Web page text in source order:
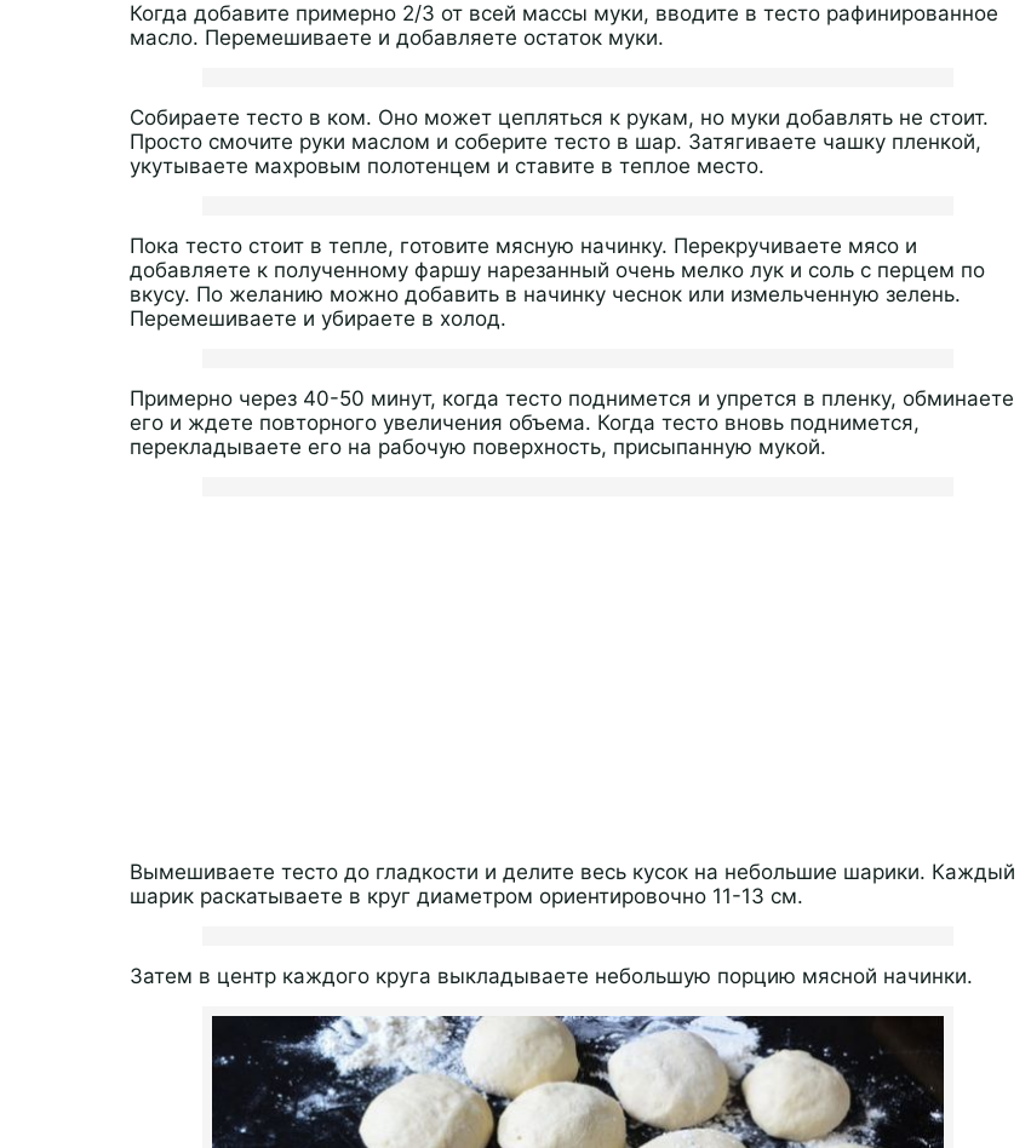
Когда добавите примерно 2/3 от всей массы муки, вводите в тесто рафинированное
масло. Перемешиваете и добавляете остаток муки.
Собираете тесто в ком. Оно может цепляться к рукам, но муки добавлять не стоит.
Просто смочите руки маслом и соберите тесто в шар. Затягиваете чашку пленкой,
укутываете махровым полотенцем и ставите в теплое место.
Пока тесто стоит в тепле, готовите мясную начинку. Перекручиваете мясо и
добавляете к полученному фаршу нарезанный очень мелко лук и соль с перцем по
вкусу. По желанию можно добавить в начинку чеснок или измельченную зелень.
Перемешиваете и убираете в холод.
Примерно через 40-50 минут, когда тесто поднимется и упрется в пленку, обминаете
его и ждете повторного увеличения объема. Когда тесто вновь поднимется,
перекладываете его на рабочую поверхность, присыпанную мукой.
Вымешиваете тесто до гладкости и делите весь кусок на небольшие шарики. Каждый
шарик раскатываете в круг диаметром ориентировочно 11-13 см.
Затем в центр каждого круга выкладываете небольшую порцию мясной начинки.